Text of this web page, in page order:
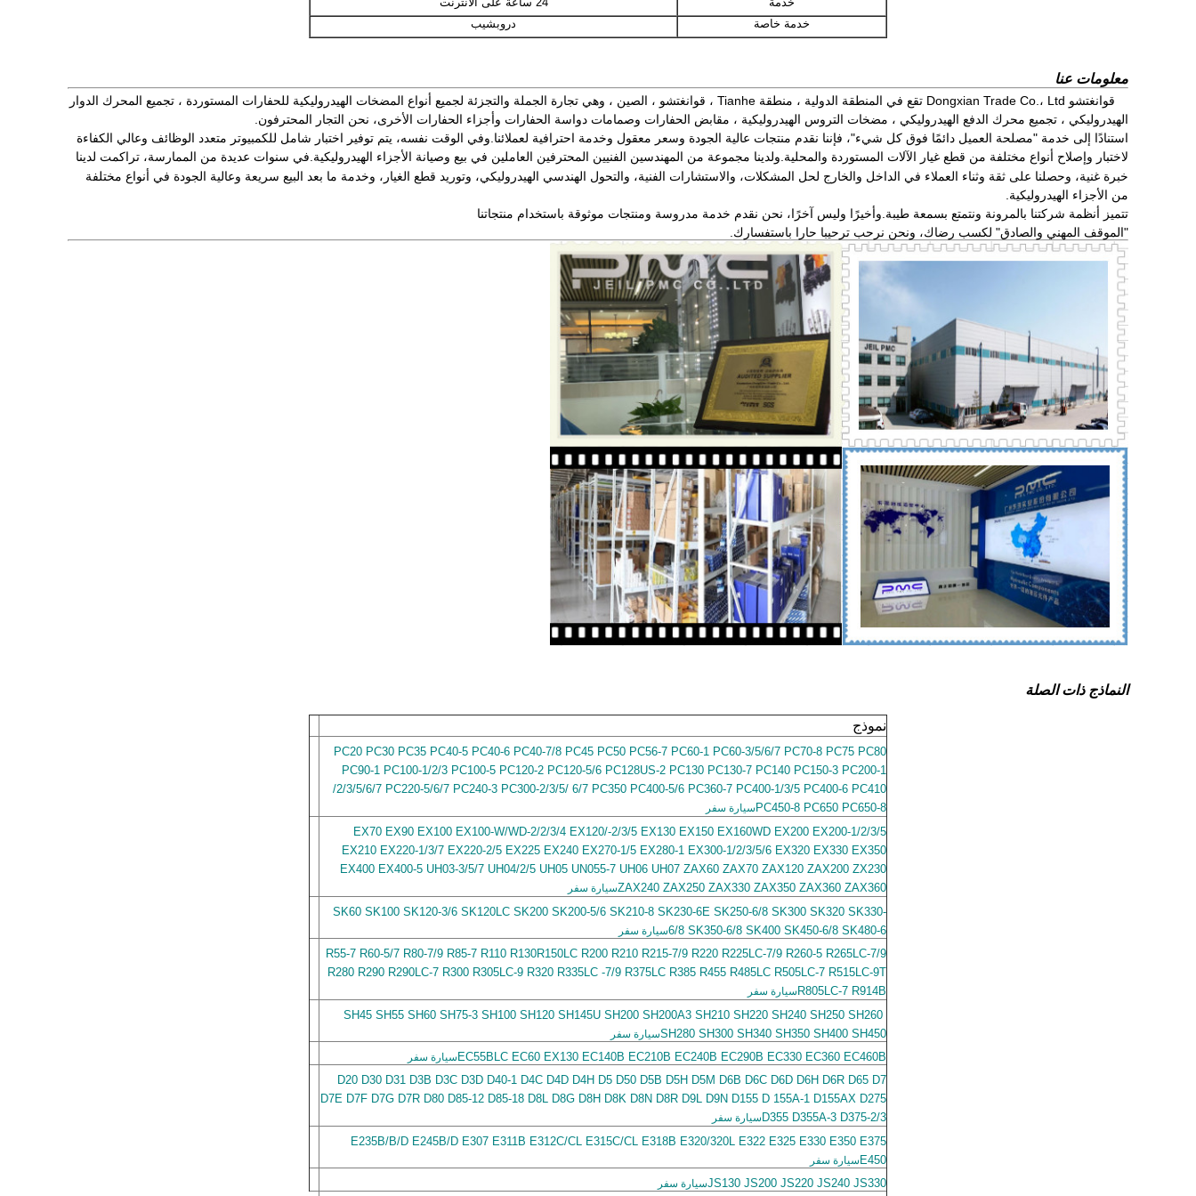
خدمة خاصة
دروبشيب
معلومات عنا
قوانغتشو Dongxian Trade Co.، Ltd تقع في المنطقة الدولية ، منطقة Tianhe ، قوانغتشو ، الصين ، وهي تجارة الجملة والتجزئة لجميع أنواع المضخات الهيدروليكية للحفارات المستوردة ، تجميع المحرك الدوار
الهيدروليكي ، تجميع محرك الدفع الهيدروليكي ، مضخات التروس الهيدروليكية ، مقابض الحفارات وصمامات دواسة الحفارات وأجزاء الحفارات الأخرى، نحن التجار المحترفون.
استنادًا إلى خدمة "مصلحة العميل دائمًا فوق كل شيء"، فإننا نقدم منتجات عالية الجودة وسعر معقول وخدمة احترافية لعملائنا.وفي الوقت نفسه، يتم توفير اختبار شامل للكمبيوتر متعدد الوظائف وعالي الكفاءة
لاختبار وإصلاح أنواع مختلفة من قطع غيار الآلات المستوردة والمحلية.ولدينا مجموعة من المهندسين الفنيين المحترفين العاملين في بيع وصيانة الأجزاء الهيدروليكية.في سنوات عديدة من الممارسة، تراكمت لدينا
خبرة غنية، وحصلنا على ثقة وثناء العملاء في الداخل والخارج لحل المشكلات، والاستشارات الفنية، والتحول الهندسي الهيدروليكي، وتوريد قطع الغيار، وخدمة ما بعد البيع سريعة وعالية الجودة في أنواع مختلفة
من الأجزاء الهيدروليكية.
تتميز أنظمة شركتنا بالمرونة ونتمتع بسمعة طيبة.وأخيرًا وليس آخرًا، نحن نقدم خدمة مدروسة ومنتجات موثوقة باستخدام منتجاتنا
"الموقف المهني والصادق" لكسب رضاك، ونحن نرحب ترحيبا حارا باستفسارك.
النماذج ذات الصلة
نموذج
PC20 PC30 PC35 PC40-5 PC40-6 PC40-7/8 PC45 PC50 PC56-7 PC60-1 PC60-3/5/6/7 PC70-8 PC75 PC80
PC90-1 PC100-1/2/3 PC100-5 PC120-2 PC120-5/6 PC128US-2 PC130 PC130-7 PC140 PC150-3 PC200-1
/2/3/5/6/7 PC220-5/6/7 PC240-3 PC300-2/3/5/ 6/7 PC350 PC400-5/6 PC360-7 PC400-1/3/5 PC400-6 PC410
PC450-8 PC650 PC650-8 سيارة سفر
EX70 EX90 EX100 EX100-W/WD-2/2/3/4 EX120/-2/3/5 EX130 EX150 EX160WD EX200 EX200-1/2/3/5
EX210 EX220-1/3/7 EX220-2/5 EX225 EX240 EX270-1/5 EX280-1 EX300-1/2/3/5/6 EX320 EX330 EX350
EX400 EX400-5 UH03-3/5/7 UH04/2/5 UH05 UN055-7 UH06 UH07 ZAX60 ZAX70 ZAX120 ZAX200 ZX230
ZAX240 ZAX250 ZAX330 ZAX350 ZAX360 ZAX360سيارة سفر
SK60 SK100 SK120-3/6 SK120LC SK200 SK200-5/6 SK210-8 SK230-6E SK250-6/8 SK300 SK320 SK330-
6/8 SK350-6/8 SK400 SK450-6/8 SK480-6سيارة سفر
R55-7 R60-5/7 R80-7/9 R85-7 R110 R130R150LC R200 R210 R215-7/9 R220 R225LC-7/9 R260-5 R265LC-7/9
R280 R290 R290LC-7 R300 R305LC-9 R320 R335LC -7/9 R375LC R385 R455 R485LC R505LC-7 R515LC-9T
R805LC-7 R914B سيارة سفر
SH45 SH55 SH60 SH75-3 SH100 SH120 SH145U SH200 SH200A3 SH210 SH220 SH240 SH250 SH260 ​​
SH280 SH300 SH340 SH350 SH400 SH450سيارة سفر
EC55BLC EC60 EX130 EC140B EC210B EC240B EC290B EC330 EC360 EC460Bسيارة سفر
D20 D30 D31 D3B D3C D3D D40-1 D4C D4D D4H D5 D50 D5B D5H D5M D6B D6C D6D D6H D6R D65 D7
D7E D7F D7G D7R D80 D85-12 D85-18 D8L D8G D8H D8K D8N D8R D9L D9N D155 D 155A-1 D155AX D275
D355 D355A-3 D375-2/3 سيارة سفر
E235B/B/D E245B/D E307 E311B E312C/CL E315C/CL E318B E320/320L E322 E325 E330 E350 E375
E450 سيارة سفر
JS130 JS200 JS220 JS240 JS330سيارة سفر